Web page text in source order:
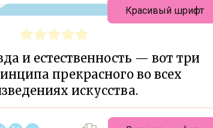
и естественность — вот три
прекрасного во всех
искусства.
Красивый шрифт